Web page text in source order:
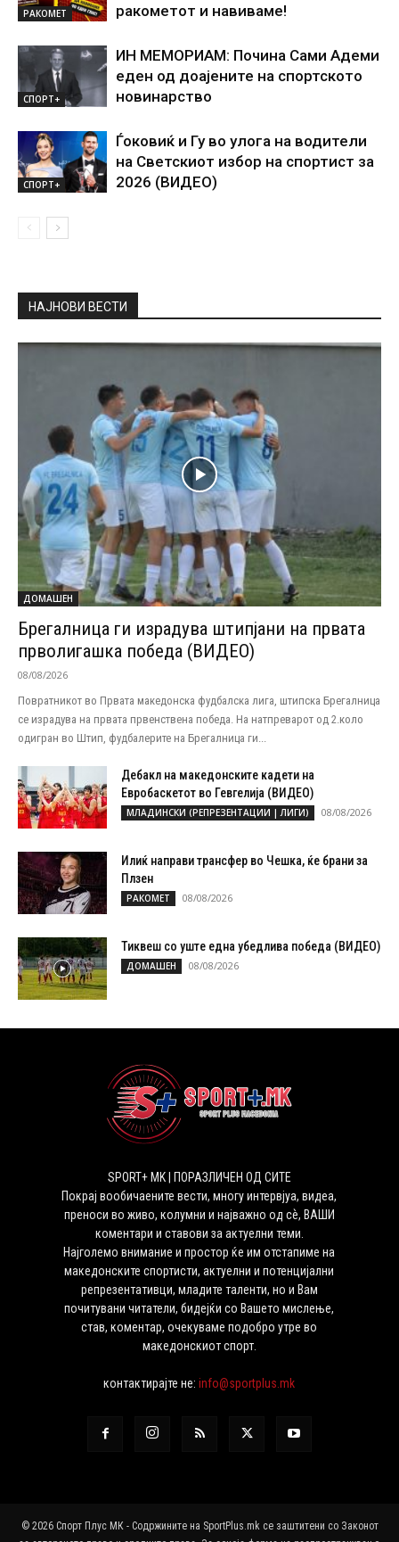
РАКОМЕТ
ракометот и навиваме!
СПОРТ+
ИН МЕМОРИАМ: Почина Сами Адеми
еден од доајените на спортското
новинарство
СПОРТ+
Ѓоковиќ и Гу во улога на водители
на Светскиот избор на спортист за
2026 (ВИДЕО)
НАЈНОВИ ВЕСТИ
ДОМАШЕН
Брегалница ги израдува штипјани на првата
прволигашка победа (ВИДЕО)
08/08/2026
Повратникот во Првата македонска фудбалска лига, штипска Брегалница
се израдува на првата првенствена победа. На натпреварот од 2.коло
одигран во Штип, фудбалерите на Брегалница ги...
Дебакл на македонските кадети на
Евробаскетот во Гевгелија (ВИДЕО)
МЛАДИНСКИ (РЕПРЕЗЕНТАЦИИ | ЛИГИ) 08/08/2026
Илиќ направи трансфер во Чешка, ќе брани за
Плзен
РАКОМЕТ 08/08/2026
Тиквеш со уште една убедлива победа (ВИДЕО)
ДОМАШЕН 08/08/2026
SPORT+ MK | ПОРАЗЛИЧЕН ОД СИТЕ
Покрај вообичаените вести, многу интервјуа, видеа,
преноси во живо, колумни и најважно од сѐ, ВАШИ
коментари и ставови за актуелни теми.
Најголемо внимание и простор ќе им отстапиме на
македонските спортисти, актуелни и потенцијални
репрезентативци, младите таленти, но и Вам
почитувани читатели, бидејќи со Вашето мислење,
став, коментар, очекуваме подобро утре во
македонскиот спорт.
контактирајте не:info@sportplus.mk
© 2026 Спорт Плус МК - Содржините на SportPlus.mk се заштитени со Законот